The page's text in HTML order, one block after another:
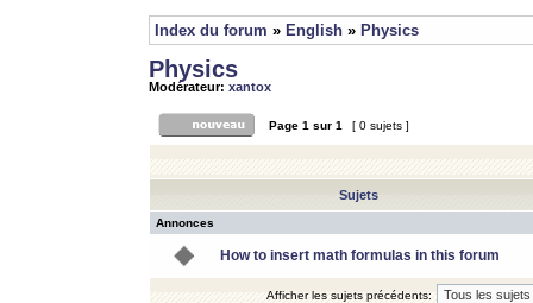
Index du forum » English » Physics
Physics
Modérateur: xantox
Page 1 sur 1 [ 0 sujets ]
Sujets
Annonces
How to insert math formulas in this forum
Afficher les sujets précédents: